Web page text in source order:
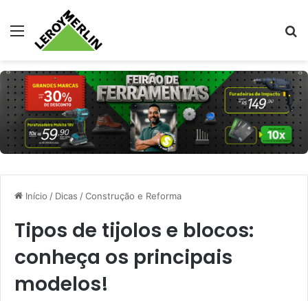
Menu
Início / Dicas /Construção e Reforma
Tipos de tijolos e blocos:
conheça os principais
modelos!